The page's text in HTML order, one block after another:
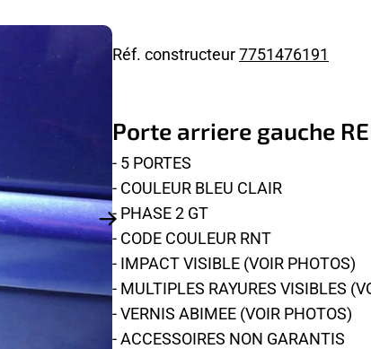
Réf. constructeur7751476191
Porte arriere gauche
- 5 PORTES
- COULEUR BLEU CLAIR
- PHASE 2 GT
- CODE COULEUR RNT
- IMPACT VISIBLE (VOIR PHOTOS)
- MULTIPLES RAYURES VISIBLES
- VERNIS ABIMEE (VOIR PHOTOS)
- ACCESSOIRES NON GARANTIS